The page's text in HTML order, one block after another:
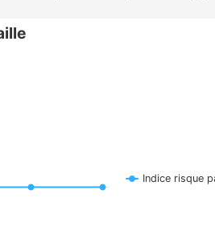
Indice risque